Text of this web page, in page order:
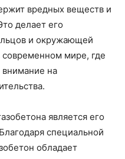
вредных веществ и
делает его
и окружающей
мире, где
на
является его
специальной
обладает